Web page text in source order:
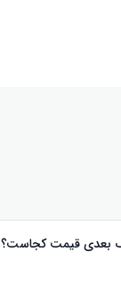
بعدی قیمت کجاست؟